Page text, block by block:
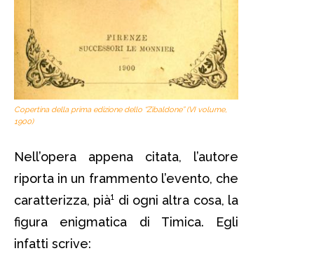
Copertina della prima edizione dello “Zibaldone” (VI volume,
1900)
Nell’opera appena citata, l’autore
riporta in un frammento l’evento, che
caratterizza, pià¹ di ogni altra cosa, la
figura enigmatica di Timica. Egli
infatti scrive: